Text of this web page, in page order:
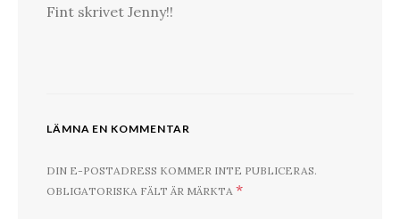
Fint skrivet Jenny!!
LÄMNA EN KOMMENTAR
DIN E-POSTADRESS KOMMER INTE PUBLICERAS.
OBLIGATORISKA FÄLT ÄR MÄRKTA *